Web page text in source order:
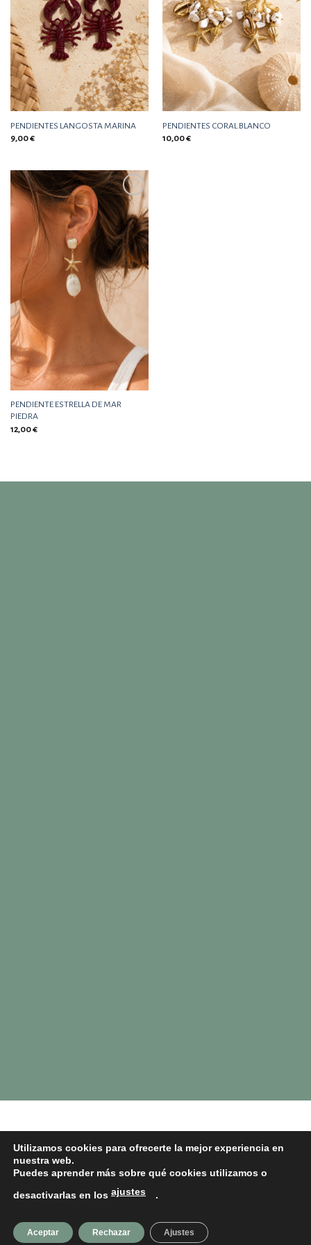
PENDIENTES LANGOSTA MARINA
9,00€
PENDIENTES CORAL BLANCO
10,00€
Añadir
a la
lista
de
deseos
PENDIENTE ESTRELLA DE MAR
PIEDRA
12,00€
Copyright 2026 © MONER SEVILLA
Utilizamos cookies para ofrecerte la mejor experiencia en
nuestra web.
Puedes aprender más sobre qué cookies utilizamos o
desactivarlas en los ajustes .
Aceptar Rechazar Ajustes